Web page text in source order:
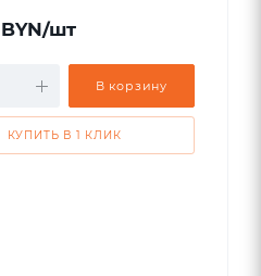
BYN/шт
В корзину
КУПИТЬ В 1 КЛИК